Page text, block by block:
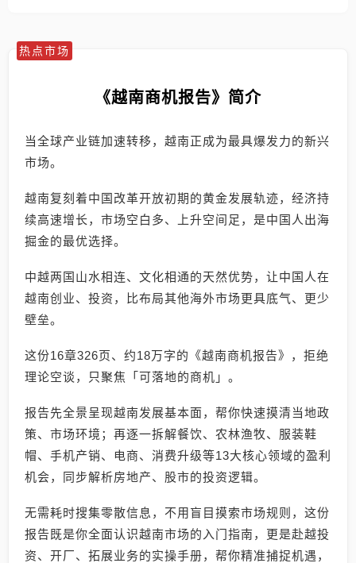
热点市场
《越南商机报告》简介
当全球产业链加速转移，越南正成为最具爆发力的新兴
市场。
越南复刻着中国改革开放初期的黄金发展轨迹，经济持
续高速增长，市场空白多、上升空间足，是中国人出海
掘金的最优选择。
中越两国山水相连、文化相通的天然优势，让中国人在
越南创业、投资，比布局其他海外市场更具底气、更少
壁垒。
这份16章326页、约18万字的《越南商机报告》，拒绝
理论空谈，只聚焦「可落地的商机」。
报告先全景呈现越南发展基本面，帮你快速摸清当地政
策、市场环境；再逐一拆解餐饮、农林渔牧、服装鞋
帽、手机产销、电商、消费升级等13大核心领域的盈利
机会，同步解析房地产、股市的投资逻辑。
无需耗时搜集零散信息，不用盲目摸索市场规则，这份
报告既是你全面认识越南市场的入门指南，更是赴越投
资、开厂、拓展业务的实操手册，帮你精准捕捉机遇，